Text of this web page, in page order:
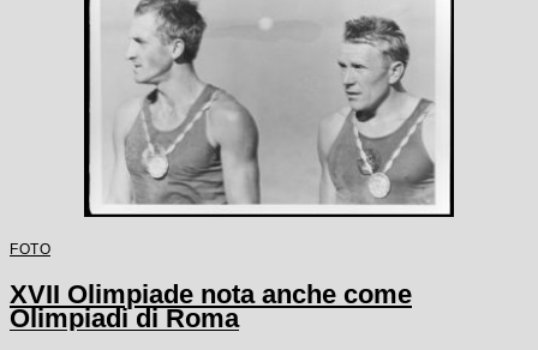
FOTO
XVII Olimpiade nota anche come
Olimpiadi di Roma